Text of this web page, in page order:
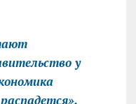
у